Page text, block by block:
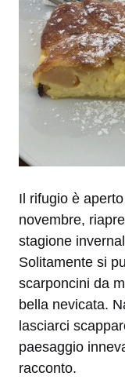
Il rifugio è
novembre,
stagione
Solitamente si
scarponcini da
bella nevicata.
lasciarci
paesaggio
racconto.